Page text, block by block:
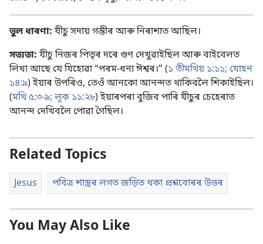
ভুল ধাৰণা:যীচু সদায় গম্ভীৰ আৰু নিৰাশাত আছিল।
সত্যতা:যীচু নিজৰ পিতৃৰ দৰে গুণ দেখুৱাইছিল আৰু বাইবেলত
লিখা আছে যে যিহোৱা “পৰম-ধন্য ঈশ্বৰ।” (১ তীমথিয় ১:১১; যোহন
১৪:৯) ইয়াৰ উপৰিও, তেওঁ আনকো আনন্দত থাকিবলৈ শিকাইছিল।
(মথি ৫:৩-৯;লূক ১১:২৮) ইয়াৰপৰা বুজিব পাৰি যীচুৰ চেহেৰাত
আনন্দ দেখিবলৈ পোৱা গৈছিল।
Related Topics
Jesus পবিত্ৰ শাস্ত্ৰৰ লগত জড়িত থকা প্ৰশ্নবোৰৰ উত্তৰ
You May Also Like